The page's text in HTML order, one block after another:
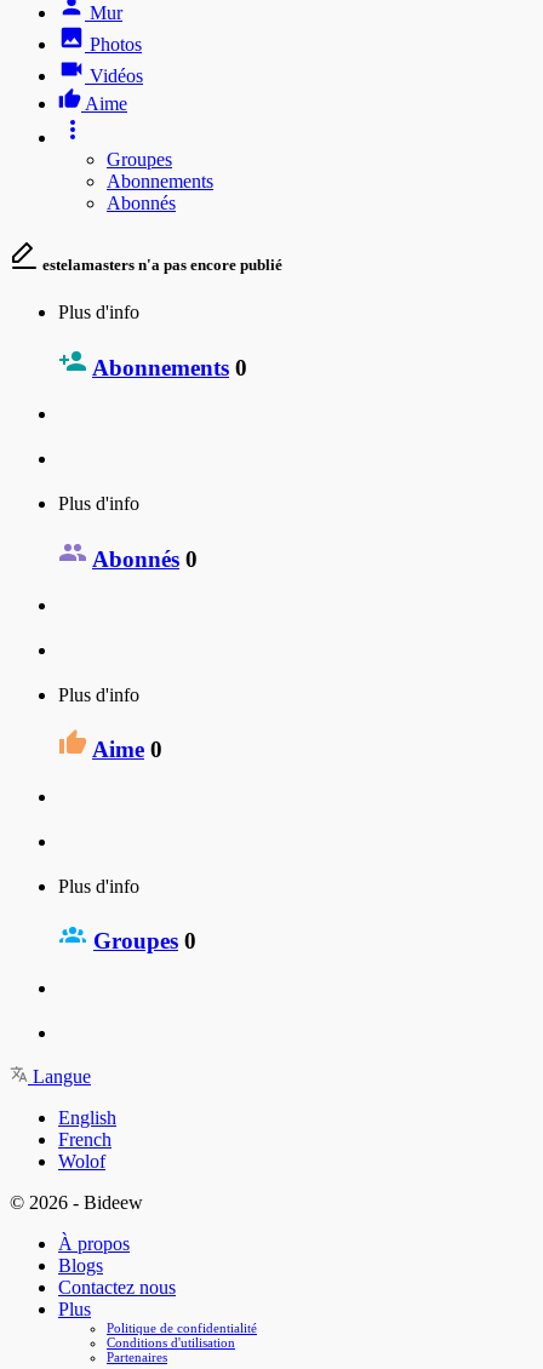
Mur
Photos
Vidéos
Aime
Groupes
Abonnements
Abonnés
estelamasters n'a pas encore publié
Plus d'info
Abonnements 0
Plus d'info
Abonnés 0
Plus d'info
Aime 0
Plus d'info
Groupes 0
Langue
English
French
Wolof
© 2026 - Bideew
À propos
Blogs
Contactez nous
Plus
Politique de confidentialité
Conditions d'utilisation
Partenaires